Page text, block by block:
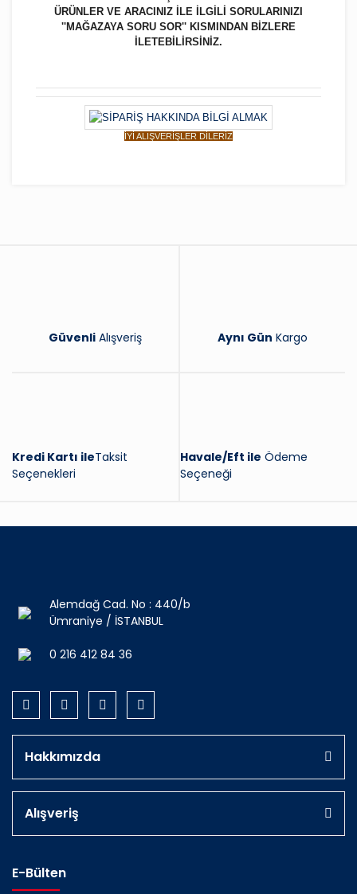
ÜRÜNLER VE ARACINIZ İLE İLGİLİ SORULARINIZI
''MAĞAZAYA SORU SOR'' KISMINDAN BİZLERE
İLETEBİLİRSİNİZ.
İYİ ALIŞVERİŞLER DİLERİZ
Güvenli Alışveriş Aynı Gün Kargo
Kredi Kartı ileTaksit
Seçenekleri
Havale/Eft ile Ödeme
Seçeneği
Alemdağ Cad. No : 440/b
Ümraniye / İSTANBUL
0 216 412 84 36
Hakkımızda
Alışveriş
E-Bülten